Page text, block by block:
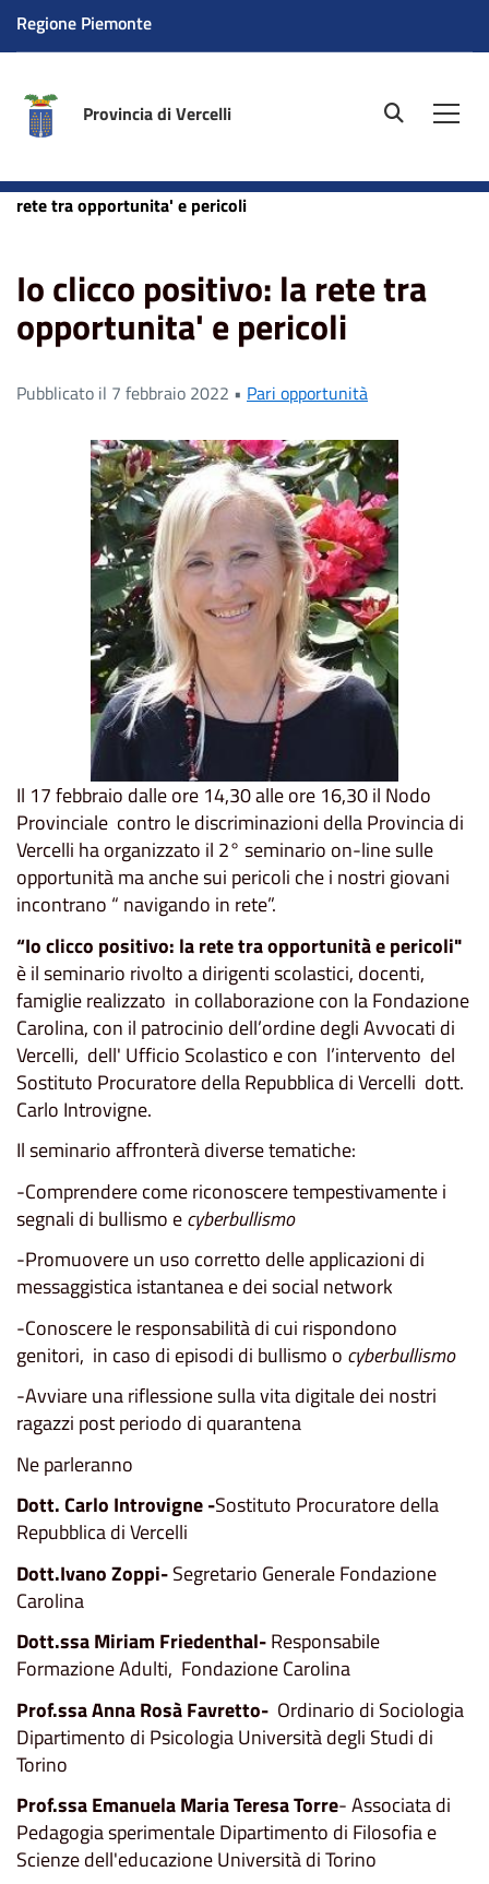
Regione Piemonte
Provincia di Vercelli site.searc
Home News Pari opportunità
Io clicco positivo: la
rete tra opportunita' e pericoli
Io clicco positivo: la rete tra
opportunita' e pericoli
Pubblicato il 7 febbraio 2022 • Pari opportunità
Il 17 febbraio dalle ore 14,30 alle ore 16,30 il Nodo
Provinciale contro le discriminazioni della Provincia di
Vercelli ha organizzato il 2° seminario on-line sulle
opportunità ma anche sui pericoli che i nostri giovani
incontrano “ navigando in rete”.
“Io clicco positivo: la rete tra opportunità e pericoli"
è il seminario rivolto a dirigenti scolastici, docenti,
famiglie realizzato in collaborazione con la Fondazione
Carolina, con il patrocinio dell’ordine degli Avvocati di
Vercelli, dell' Ufficio Scolastico e con l’intervento del
Sostituto Procuratore della Repubblica di Vercelli dott.
Carlo Introvigne.
Il seminario affronterà diverse tematiche:
-Comprendere come riconoscere tempestivamente i
segnali di bullismo ecyberbullismo
-Promuovere un uso corretto delle applicazioni di
messaggistica istantanea e dei social network
-Conoscere le responsabilità di cui rispondono
genitori, in caso di episodi di bullismo o cyberbullismo
-Avviare una riflessione sulla vita digitale dei nostri
ragazzi post periodo di quarantena
Ne parleranno
Dott. Carlo Introvigne -Sostituto Procuratore della
Repubblica di Vercelli
Dott.Ivano Zoppi-Segretario Generale Fondazione
Carolina
Dott.ssa Miriam Friedenthal-Responsabile
Formazione Adulti, Fondazione Carolina
Prof.ssa Anna Rosà Favretto- Ordinario di Sociologia
Dipartimento di Psicologia Università degli Studi di
Torino
Prof.ssaEmanuela Maria Teresa Torre- Associata di
Pedagogia sperimentale Dipartimento di Filosofia e
Scienze dell'educazione Università di Torino